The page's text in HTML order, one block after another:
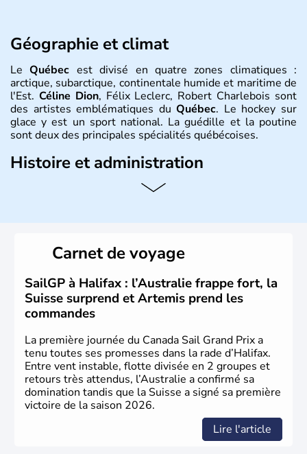
Géographie et climat
LeQuébec est divisé en quatre zones climatiques :
arctique, subarctique, continentale humide et maritime de
l'Est. Céline Dion, Félix Leclerc, Robert Charlebois sont
des artistes emblématiques duQuébec. Le hockey sur
glace y est un sport national. La guédille et la poutine
sont deux des principales spécialités québécoises.
Histoire et administration
est une province francophone du
80 % desQuébécois. L’aéronautique, les
biotechnologies, l’industrie pharmaceutique, le génie
conseil constituent ses pôles essentiels d’activité.
Carnet de voyage
SailGP à Halifax : l’Australie frappe fort, la
Suisse surprend et Artemis prend les
commandes
La première journée du Canada Sail Grand Prix a
tenu toutes ses promesses dans la rade d’Halifax.
Entre vent instable, flotte divisée en 2 groupes et
retours très attendus, l’Australie a confirmé sa
domination tandis que la Suisse a signé sa première
victoire de la saison 2026.
Lire l'article